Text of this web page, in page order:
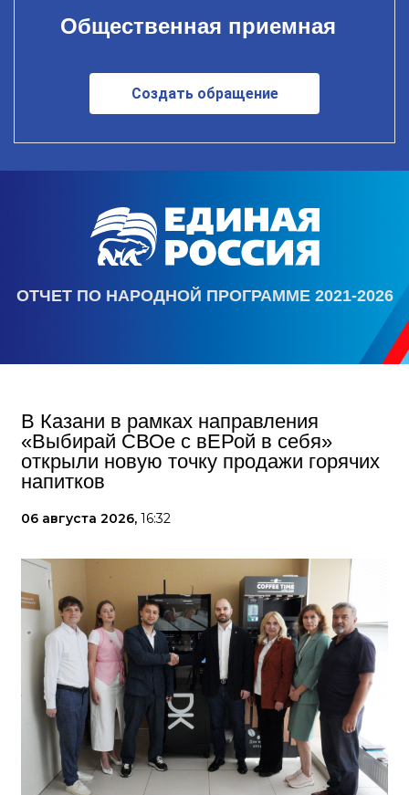
Общественная приемная
Создать обращение
ОТЧЕТ ПО НАРОДНОЙ ПРОГРАММЕ 2021-2026
В Казани в рамках направления
«Выбирай СВОе с вЕРой в себя»
открыли новую точку продажи горячих
напитков
06 августа 2026, 16:32